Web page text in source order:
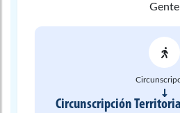
Gente
Circunscripción